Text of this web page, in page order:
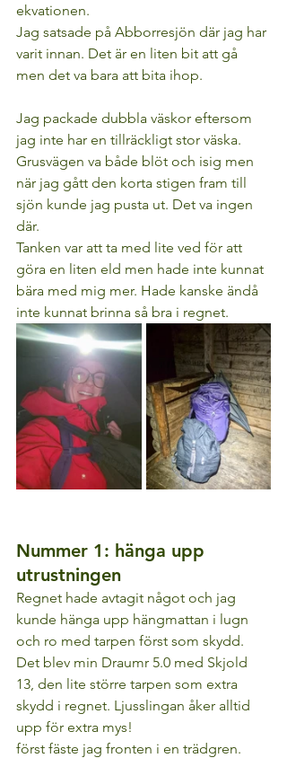
ekvationen.
Jag satsade på Abborresjön där jag har
varit innan. Det är en liten bit att gå
men det va bara att bita ihop.
Jag packade dubbla väskor eftersom
jag inte har en tillräckligt stor väska.
Grusvägen va både blöt och isig men
när jag gått den korta stigen fram till
sjön kunde jag pusta ut. Det va ingen
där.
Tanken var att ta med lite ved för att
göra en liten eld men hade inte kunnat
bära med mig mer. Hade kanske ändå
inte kunnat brinna så bra i regnet.
Nummer 1: hänga upp
utrustningen
Regnet hade avtagit något och jag
kunde hänga upp hängmattan i lugn
och ro med tarpen först som skydd.
Det blev min Draumr 5.0 med Skjold
13, den lite större tarpen som extra
skydd i regnet. Ljusslingan åker alltid
upp för extra mys!
först fäste jag fronten i en trädgren.